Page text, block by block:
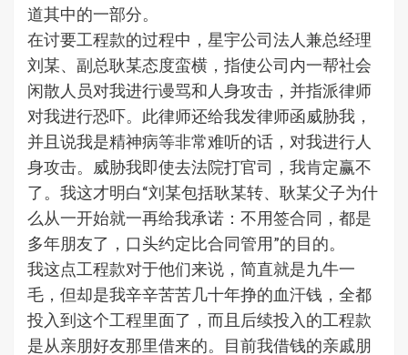
道其中的一部分。
在讨要工程款的过程中，星宇公司法人兼总经理
刘某、副总耿某态度蛮横，指使公司内一帮社会
闲散人员对我进行谩骂和人身攻击，并指派律师
对我进行恐吓。此律师还给我发律师函威胁我，
并且说我是精神病等非常难听的话，对我进行人
身攻击。威胁我即使去法院打官司，我肯定赢不
了。我这才明白“刘某包括耿某转、耿某父子为什
么从一开始就一再给我承诺：不用签合同，都是
多年朋友了，口头约定比合同管用”的目的。
我这点工程款对于他们来说，简直就是九牛一
毛，但却是我辛辛苦苦几十年挣的血汗钱，全都
投入到这个工程里面了，而且后续投入的工程款
是从亲朋好友那里借来的。目前我借钱的亲戚朋